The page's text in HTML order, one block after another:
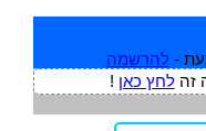
- להרשמה
זהלחץ כאן !